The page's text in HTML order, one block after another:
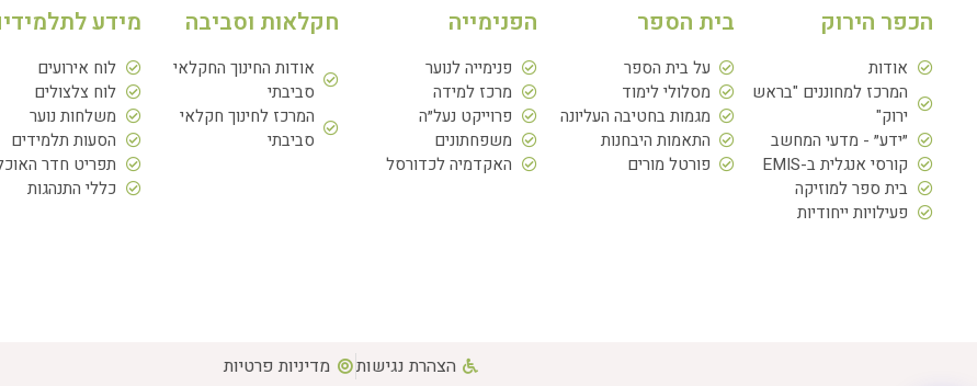
הכפר הירוק
אודות
המרכז למחוננים "בראש
ירוק"
״ידע״ - מדעי המחשב
קורסי אנגלית ב-EMIS
בית ספר למוזיקה
פעילויות ייחודיות
בית הספר
על בית הספר
מסלולי לימוד
מגמות בחטיבה העליונה
התאמות היבחנות
פורטל מורים
הפנימייה
פנימייה לנוער
מרכז למידה
פרוייקט נעל״ה
משפחתונים
האקדמיה לכדורסל
חקלאות וסביבה
אודות החינוך החקלאי
סביבתי
המרכז לחינוך חקלאי
סביבתי
מידע
לוח אירועים
לוח צלצולים
משלחות נוער
הסעות תלמידים
תפריט חדר
כללי התנהגות
הצהרת נגישות מדיניות פרטיות